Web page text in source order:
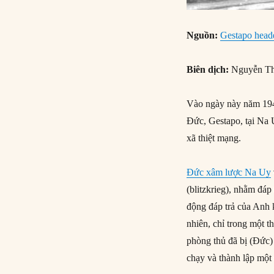
Nguồn: Gestapo
Biên dịch: Nguyễn
Vào ngày này năm
Đức, Gestapo, tại Na
xã thiệt mạng.
Đức xâm lược Na Uy
(blitzkrieg), nhằm
động đáp trả của
nhiên, chỉ trong một
phòng thủ đã bị
chạy và thành lập